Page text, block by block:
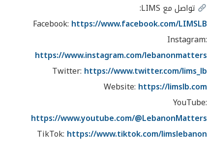
تواصل مع LIMS:
Facebook: https://www.facebook.com/LIMSLB
Instagram:
https://www.instagram.com/lebanonmatters
Twitter: https://www.twitter.com/lims_lb
Website: https://limslb.com
YouTube:
https://www.youtube.com/@LebanonMatters
TikTok: https://www.tiktok.com/limslebanon